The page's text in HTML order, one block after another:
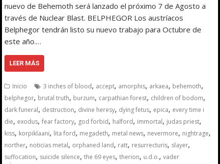
nuevo de Behemoth será lanzado el próximo 7 de Agosto a
través de Nuclear Blast. BELPHEGOR Los austríacos
Belphegor tendrán listo su nuevo trabajo para Octubre de
este año.…
LEER MÁS
Inicio 3 inches of blood, accept, amorphis, arkaea, behemoth,
belphegor, brutal truth, burzum, carpathian forest, children of bodom,
dark funeral, destruction, divine heresy, dying fetus, epica, every time i
die, exodus,fear factory, god forbid, halford, immortal, judas priest,
kiss, korpiklaani, lita ford, megadeth, metal news, nevermore, nightrage,
norther, noticias metal, orphaned land, ratt, resurrecturis, slayer,
suffocation, suicide silence,the 69 eyes,therion, u.d.o.,vader